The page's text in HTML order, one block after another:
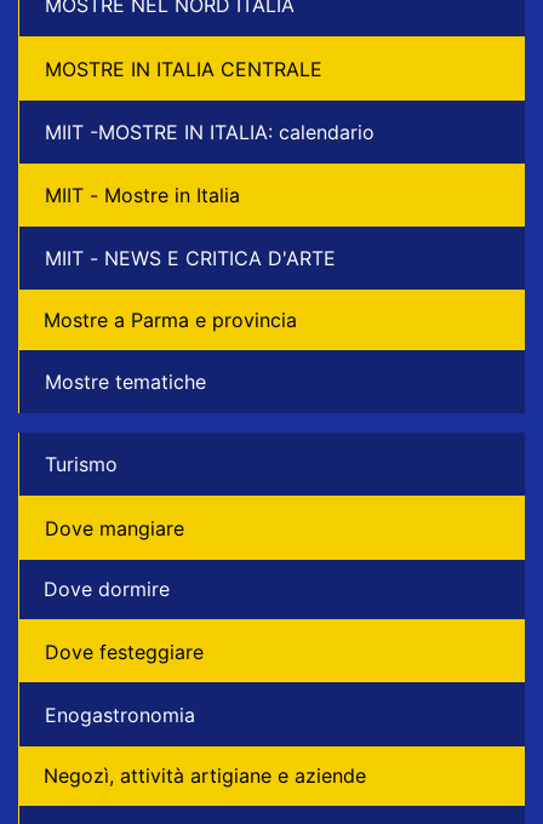
MOSTRE NEL NORD ITALIA
MOSTRE IN ITALIA CENTRALE
MIIT -MOSTRE IN ITALIA: calendario
MIIT - Mostre in Italia
MIIT - NEWS E CRITICA D'ARTE
Mostre a Parma e provincia
Mostre tematiche
Turismo
Dove mangiare
Dove dormire
Dove festeggiare
Enogastronomia
Negozì, attività artigiane e aziende